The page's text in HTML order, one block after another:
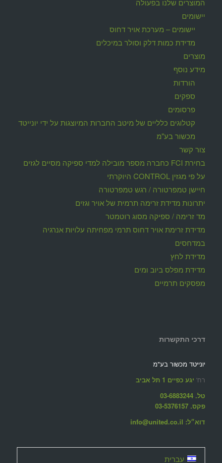
המוצרים שלנו בפעולה
יישומים
יישומים – מערכת אויר דחוס
מדידת כמות דלק וסולר במיכלים
מוצרים
מידע נוסף
הורדות
ספקים
פרסומים
קטלוגים כלליים של מיטב החברות המיוצגות על ידי יונייטד
מכשור בע"מ
צור קשר
בחירת FCI כחברה מספר מובילה למדי ספיקה מסיים לגזים
על פי מגזין CONTROL היוקרתי
חיישן טמפרטורה / רגש טמפרטורה
יתרונות מדידת זרימה תרמית של אויר וגזים
מד זרימה / ספיקה מסוג רוטמטר
מדידת זרימת אויר דחוס תרמי מפחיתה עלויות אנרגיה
במדחסים
מדידת לחץ
מדידת מפלס ביוב ומים
מפסקים תרמיים
דרכי התקשרות
יונייטד מכשור בע"מ
רח' יגע כפיים 1 תל אביב
טל. 03-6883244
פקס. 03-5376157
דוא״ל: info@united.co.il
עברית